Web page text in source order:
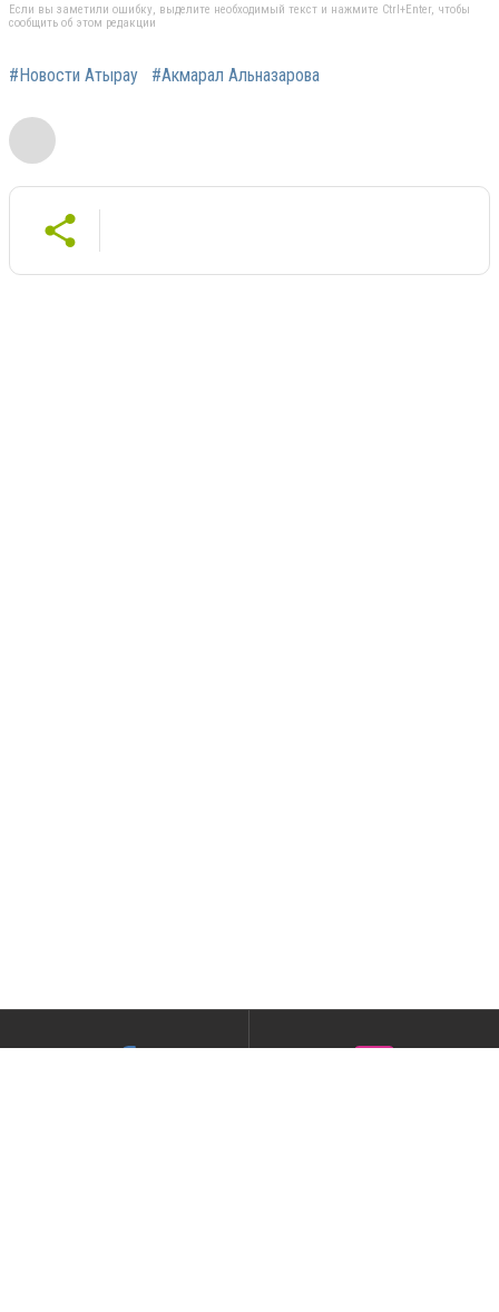
Если вы заметили ошибку, выделите необходимый текст и нажмите Ctrl+Enter, чтобы
сообщить об этом редакции
#Новости Атырау #Акмарал Альназарова